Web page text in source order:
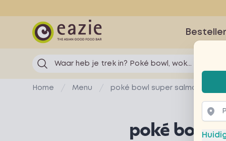
Eazie
Waar heb je trek in? Poké bowl, wok...
Home Menu poké bowl super salmon +
poké bowl